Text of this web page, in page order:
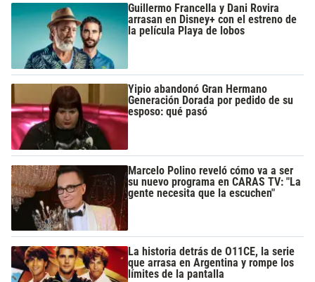
Guillermo Francella y Dani Rovira
arrasan en Disney+ con el estreno de
la película Playa de lobos
Yipio abandonó Gran Hermano
Generación Dorada por pedido de su
esposo: qué pasó
Marcelo Polino reveló cómo va a ser
su nuevo programa en CARAS TV: "La
gente necesita que la escuchen"
La historia detrás de O11CE, la serie
que arrasa en Argentina y rompe los
límites de la pantalla